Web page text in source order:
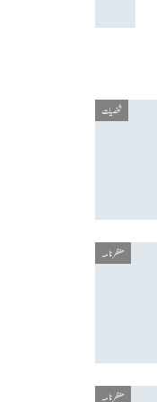
شخصیات
منظر نامہ
منظر نامہ